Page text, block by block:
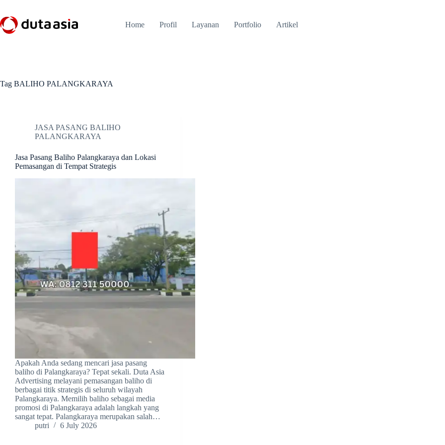
content
Home Profil Layanan Portfolio Artikel
Tag BALIHO PALANGKARAYA
JASA PASANG BALIHO
PALANGKARAYA
Jasa Pasang Baliho Palangkaraya dan Lokasi
Pemasangan di Tempat Strategis
Apakah Anda sedang mencari jasa pasang
baliho di Palangkaraya? Tepat sekali. Duta Asia
Advertising melayani pemasangan baliho di
berbagai titik strategis di seluruh wilayah
Palangkaraya. Memilih baliho sebagai media
promosi di Palangkaraya adalah langkah yang
sangat tepat. Palangkaraya merupakan salah…
putri
6 July 2026